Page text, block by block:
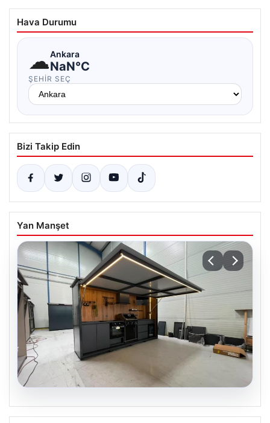
Hava Durumu
☁Ankara
NaN°C
ŞEHIR SEÇ
Bizi Takip Edin
Yan Manşet
04.08.2026
Dış Mekan Yaşam alanlarında Kalite ve